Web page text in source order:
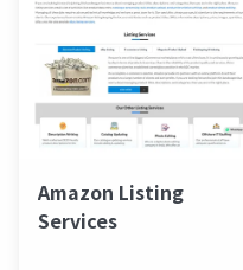
Amazon Listing
Services